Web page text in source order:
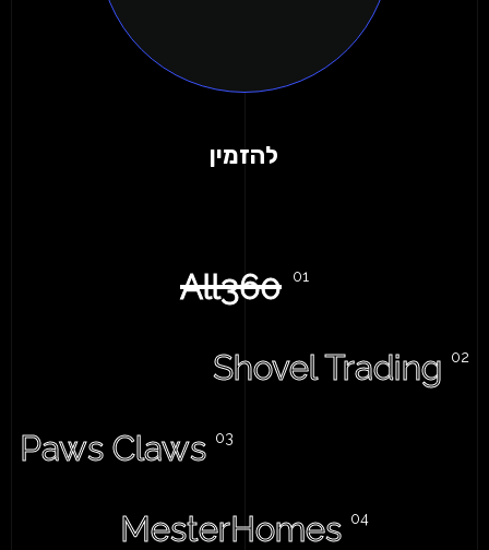
להזמין
All360
Shovel Trading
Paws Claws
MesterHomes